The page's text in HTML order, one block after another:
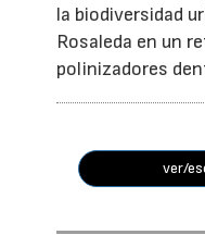
la biodiversidad
Rosaleda en un
polinizadores
ver/